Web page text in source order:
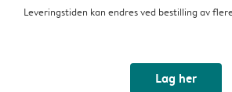
Leveringstiden kan endres ved bestilling av
Lag her